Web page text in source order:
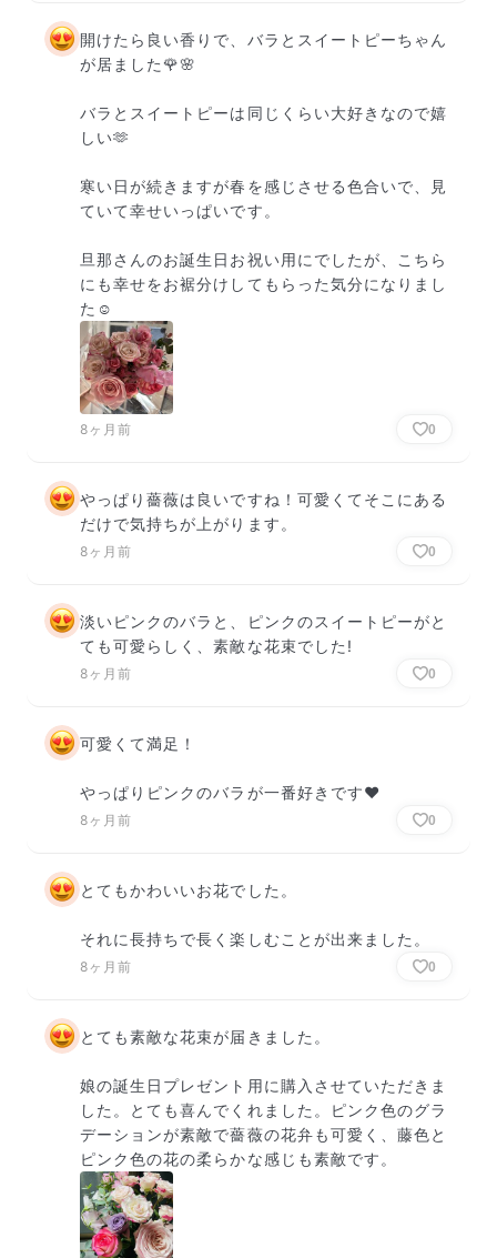
開けたら良い香りで、バラとスイートピーちゃん
が居ました🌹🌸
バラとスイートピーは同じくらい大好きなので嬉
しい🫶
寒い日が続きますが春を感じさせる色合いで、見
ていて幸せいっぱいです。
旦那さんのお誕生日お祝い用にでしたが、こちら
にも幸せをお裾分けしてもらった気分になりまし
た☺️
8ヶ月前 0
やっぱり薔薇は良いですね！可愛くてそこにある
だけで気持ちが上がります。
8ヶ月前 0
淡いピンクのバラと、ピンクのスイートピーがと
ても可愛らしく、素敵な花束でした!
8ヶ月前 0
可愛くて満足！
やっぱりピンクのバラが一番好きです❤️
8ヶ月前 0
とてもかわいいお花でした。
それに長持ちで長く楽しむことが出来ました。
8ヶ月前 0
とても素敵な花束が届きました。
娘の誕生日プレゼント用に購入させていただきま
した。とても喜んでくれました。ピンク色のグラ
デーションが素敵で薔薇の花弁も可愛く、藤色と
ピンク色の花の柔らかな感じも素敵です。